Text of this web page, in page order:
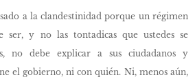
a la clandestinidad porque un régimen
ser, y no las tontadicas que ustedes se
no debe explicar a sus ciudadanos y
el gobierno, ni con quién. Ni, menos aún,